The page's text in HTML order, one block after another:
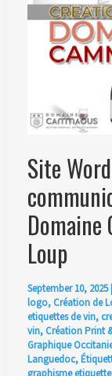
Site
Domaine
Loup
September 10, 2025
logo, Création de
etiquettes de vin,
vin, Création Print
Graphique
Languedoc,